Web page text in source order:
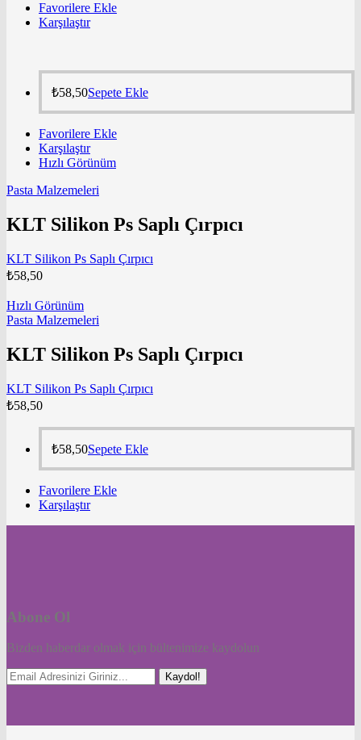
Favorilere Ekle
Karşılaştır
₺58,50Sepete Ekle
Favorilere Ekle
Karşılaştır
Hızlı Görünüm
Pasta Malzemeleri
KLT Silikon Ps Saplı Çırpıcı
KLT Silikon Ps Saplı Çırpıcı
₺58,50
Hızlı Görünüm
Pasta Malzemeleri
KLT Silikon Ps Saplı Çırpıcı
KLT Silikon Ps Saplı Çırpıcı
₺58,50
₺58,50Sepete Ekle
Favorilere Ekle
Karşılaştır
Abone Ol
Bizden haberdar olmak için bültenimize kaydolun
Kaydol!